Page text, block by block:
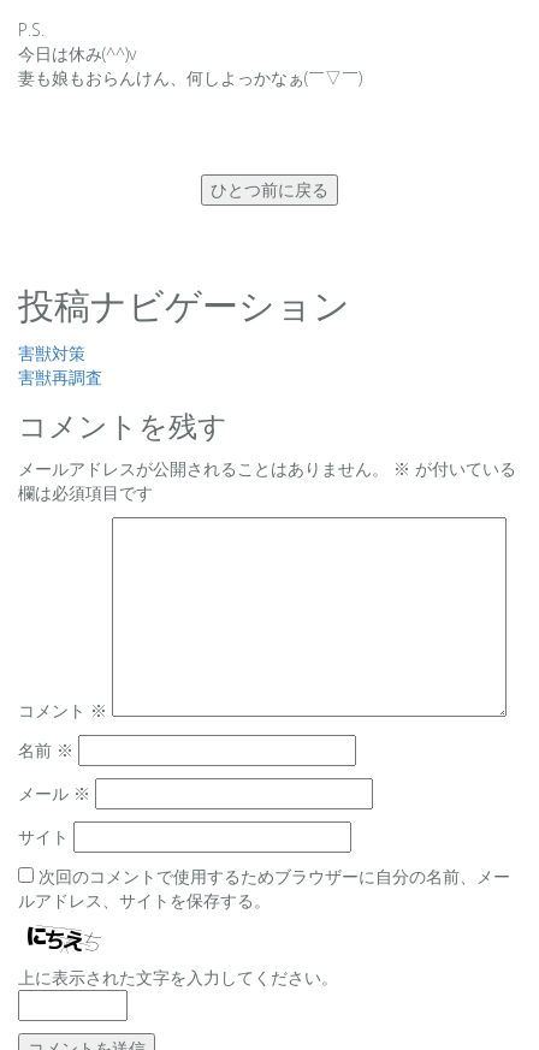
P.S.
今日は休み(^^)v
妻も娘もおらんけん、何しよっかなぁ(￣▽￣)
ひとつ前に戻る
投稿ナビゲーション
害獣対策
害獣再調査
コメントを残す
メールアドレスが公開されることはありません。 ※ が付いている
欄は必須項目です
コメント ※
名前 ※
メール ※
サイト
次回のコメントで使用するためブラウザーに自分の名前、メー
ルアドレス、サイトを保存する。
上に表示された文字を入力してください。